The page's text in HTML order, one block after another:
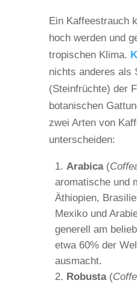
Ein Kaffeestrauch
hoch werden und
tropischen Klima.
nichts anderes als
(Steinfrüchte) der
botanischen
zwei Arten von
unterscheiden:
Arabica (
aromatische und
Äthiopien,
Mexiko und
generell am
etwa 60% der
ausmacht.
Robusta(